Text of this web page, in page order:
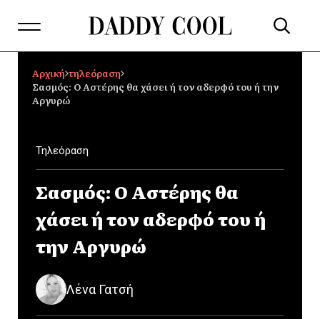
Αρχική τηλεόραση
Σασμός: Ο Αστέρης θα χάσει ή τον αδερφό του ή την
Αργυρώ
Τηλεόραση
Σασμός: Ο Αστέρης θα
χάσει ή τον αδερφό του ή
την Αργυρώ
Λένα Γατσή